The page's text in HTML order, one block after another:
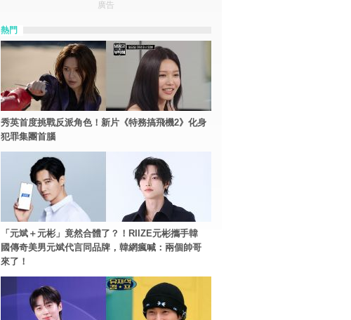
廣告
熱門
秀英首度挑戰反派角色！新片《特務搞飛機2》化身
犯罪集團首腦
「元斌＋元彬」竟然合體了？！RIIZE元彬攜手韓
國傳奇美男元斌代言同品牌，韓網瘋喊：兩個帥哥
來了！